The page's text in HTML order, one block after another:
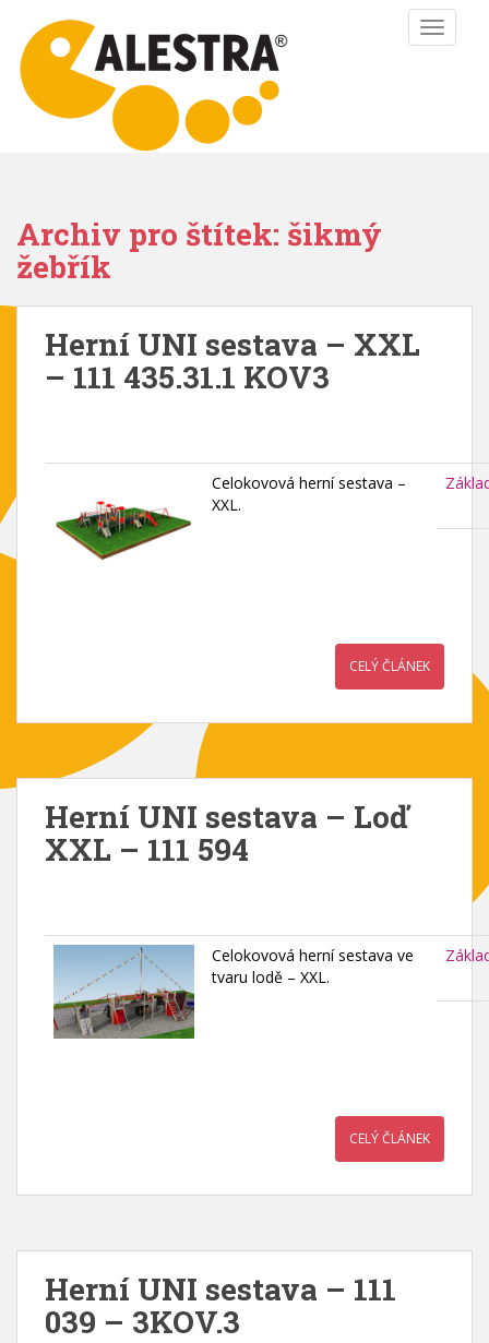
n
Archiv pro štítek: šikmý
žebřík
Herní UNI sestava – XXL
– 111 435.31.1 KOV3
Celokovová herní sestava –
XXL.
CELÝ ČLÁNEK
Herní UNI sestava – Loď
XXL – 111 594
Celokovová herní sestava ve
tvaru lodě – XXL.
CELÝ ČLÁNEK
Herní UNI sestava – 111
039 – 3KOV.3